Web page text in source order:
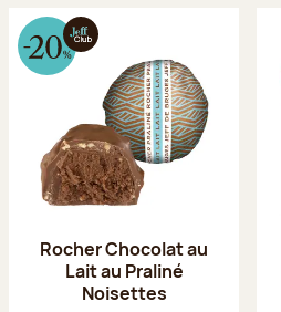
Rocher Chocolat au
Lait au Praliné
Noisettes